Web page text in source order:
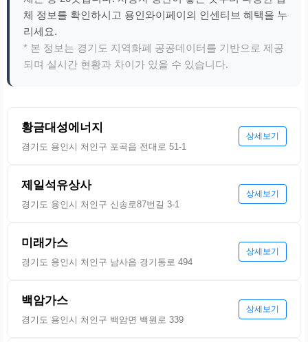
체 정보를 확인하시고 용인와이페이의 인센티브 혜택을 누
리세요.
* 본 정보는 경기도 지역화폐 공공데이터를 기반으로 제공
되며 실시간 현황과 차이가 있을 수 있습니다.
황금대성에너지
경기도 용인시 처인구 포곡읍 전대로 51-1
상세보기
제일석유상사
경기도 용인시 처인구 신송로87번길 3-1
상세보기
미래가스
경기도 용인시 처인구 남사읍 경기동로 494
상세보기
백암가스
경기도 용인시 처인구 백암면 백원로 339
상세보기